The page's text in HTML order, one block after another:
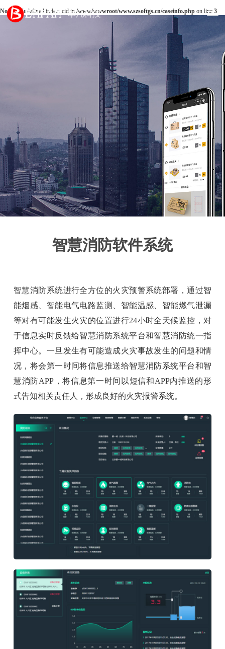
Notice: Undefined index: cid in /www/wwwroot/www.szsoftgs.cn/caseinfo.php on line 3
智慧消防软件系统
智慧消防系统进行全方位的火灾预警系统部署，通过智
能烟感、智能电气电路监测、智能温感、智能燃气泄漏
等对有可能发生火灾的位置进行24小时全天候监控，对
于信息实时反馈给智慧消防系统平台和智慧消防统一指
挥中心。一旦发生有可能造成火灾事故发生的问题和情
况，将会第一时间将信息推送给智慧消防系统平台和智
慧消防APP，将信息第一时间以短信和APP内推送的形
式告知相关责任人，形成良好的火灾报警系统。